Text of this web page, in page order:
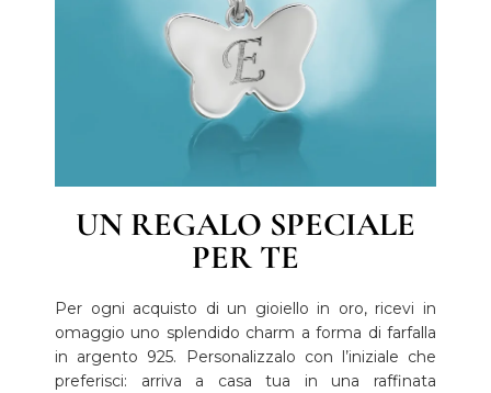
UN REGALO SPECIALE
PER TE
Per ogni acquisto di un gioiello in oro, ricevi in
omaggio uno splendido charm a forma di farfalla
in argento 925. Personalizzalo con l’iniziale che
preferisci: arriva a casa tua in una raffinata